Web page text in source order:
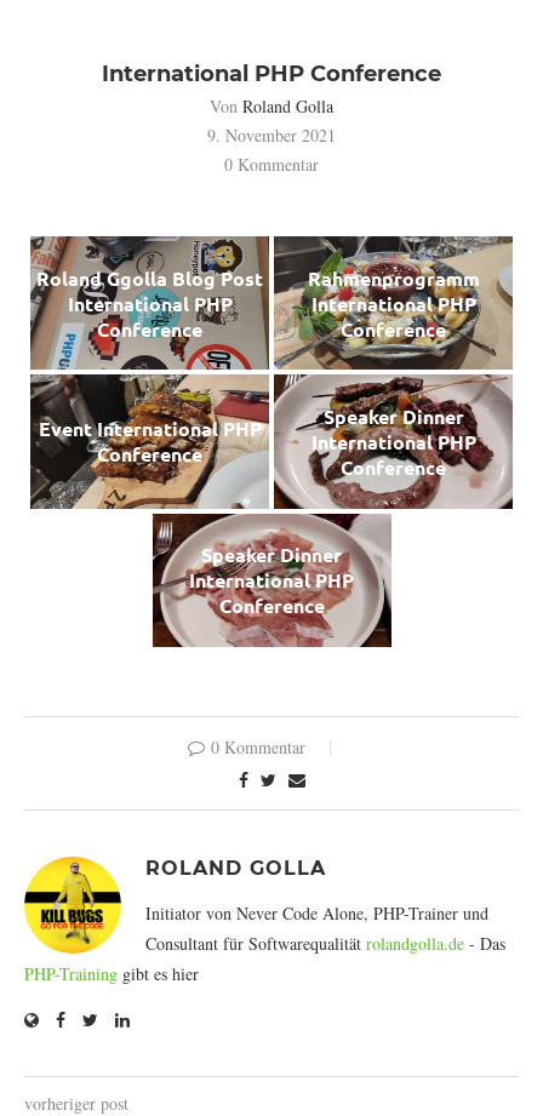
International PHP Conference
Von Roland Golla
9. November 2021
0 Kommentar
Roland Ggolla Blog Post
International PHP
Conference
Rahmenprogramm
International PHP
Conference
Event International PHP
Conference
Speaker Dinner
International PHP
Conference
Speaker Dinner
International PHP
Conference
0 Kommentar
ROLAND GOLLA
Initiator von Never Code Alone, PHP-Trainer und
Consultant für Softwarequalität rolandgolla.de - Das
PHP-Training gibt es hier
vorheriger post